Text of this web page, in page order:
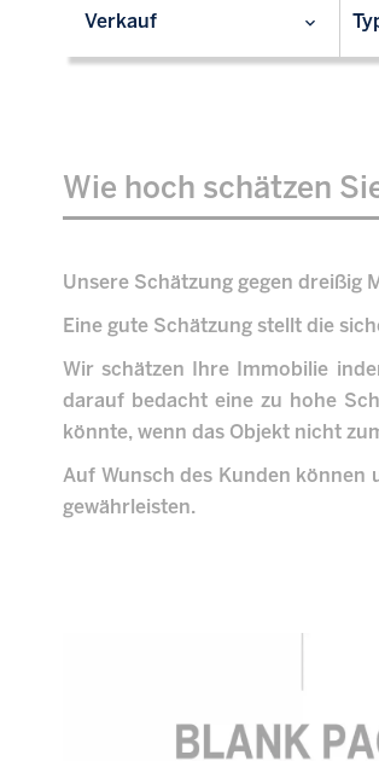
Verkauf
Wie hoch schätzen
Unsere Schätzung gegen dreißig
Eine gute Schätzung stellt die
Wir schätzen Ihre Immobilie
darauf bedacht eine zu hohe
könnte, wenn das Objekt nicht
Auf Wunsch des Kunden
gewährleisten.